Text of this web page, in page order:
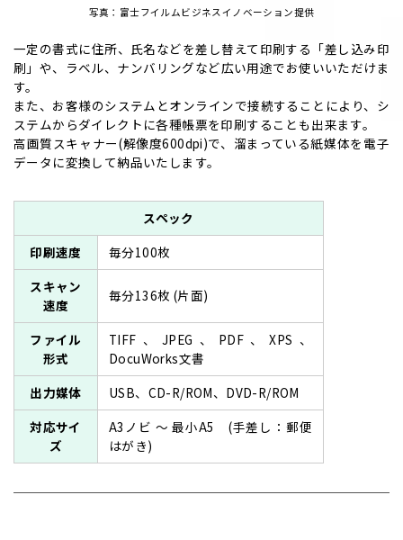
写真：富士フイルムビジネスイノベーション提供
一定の書式に住所、氏名などを差し替えて印刷する「差し込み印
刷」や、ラベル、ナンバリングなど広い用途でお使いいただけま
す。
また、お客様のシステムとオンラインで接続することにより、シ
ステムからダイレクトに各種帳票を印刷することも出来ます。
高画質スキャナー(解像度600dpi)で、溜まっている紙媒体を電子
データに変換して納品いたします。
スペック
印刷速度
毎分100枚
スキャン
速度
毎分136枚 (片面)
ファイル
形式
TIFF、JPEG、PDF、XPS、
DocuWorks文書
出力媒体
USB、CD-R/ROM、DVD-R/ROM
対応サイ
ズ
A3ノビ ～ 最小A5 (手差し：郵便
はがき)